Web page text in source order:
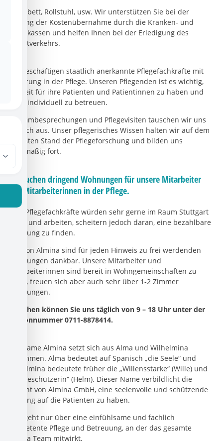
Pflegebett, Rollstuhl, usw. Wir unterstützen Sie bei der
Klärung der Kostenübernahme durch die Kranken- und
Pflegekassen und helfen Ihnen bei der Erledigung des
Schriftverkehrs.
Wir beschäftigen staatlich anerkannte Pflegefachkräfte mit
Erfahrung in der Pflege. Unseren Pflegenden ist es wichtig,
viel Zeit für ihre Patienten und Patientinnen zu haben und
diese individuell zu betreuen.
In Teambesprechungen und Pflegevisiten tauschen wir uns
fachlich aus. Unser pflegerisches Wissen halten wir auf dem
neuesten Stand der Pflegeforschung und bilden uns
regelmäßig fort.
Wir suchen dringend Wohnungen für unsere Mitarbeiter
und Mitarbeiterinnen in der Pflege.
Viele Pflegefachkräfte würden sehr gerne im Raum Stuttgart
leben und arbeiten, scheitern jedoch daran, eine bezahlbare
Wohnung zu finden.
Wir, von Almina sind für jeden Hinweis zu frei werdenden
Wohnungen dankbar. Unsere Mitarbeiter und
Mitarbeiterinnen sind bereit in Wohngemeinschaften zu
leben, freuen sich aber auch sehr über 1-2 Zimmer
Wohnungen.
Erreichen können Sie uns täglich von 9 – 18 Uhr unter der
Telefonnummer 0711-8878414.
Der Name Almina setzt sich aus Alma und Wilhelmina
zusammen. Alma bedeutet auf Spanisch „die Seele“ und
Wilhelmina bedeutete früher die „Willensstarke“ (Wille) und
die „Beschützerin“ (Helm). Dieser Name verbildlicht die
Absicht von Almina GmbH, eine seelenvolle und schützende
Wirkung auf die Patienten zu haben.
Dies geht nur über eine einfühlsame und fachlich
kompetente Pflege und Betreuung, an der das gesamte
Almina Team mitwirkt.